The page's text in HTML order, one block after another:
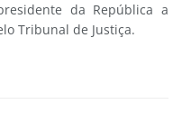
da República a
Tribunal de Justiça.